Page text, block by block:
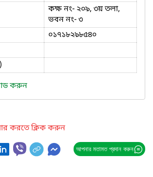
কক্ষ নং- ২০৯, ৩য় তলা,
ভবন নং- ৩
০১৭১৮২৯৮৫৪০
করুন
করতে ক্লিক করুন
আপনার মতামত প্রদান করুন